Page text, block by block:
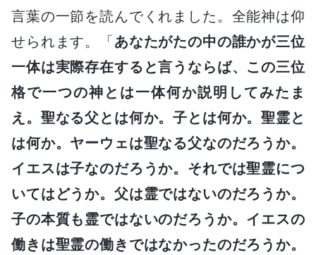
言葉の一節を読んでくれました。全能神は仰
せられます。「あなたがたの中の誰かが三位
一体は実際存在すると言うならば、この三位
格で一つの神とは一体何か説明してみたま
え。聖なる父とは何か。子とは何か。聖霊と
は何か。ヤーウェは聖なる父なのだろうか。
イエスは子なのだろうか。それでは聖霊につ
いてはどうか。父は霊ではないのだろうか。
子の本質も霊ではないのだろうか。イエスの
働きは聖霊の働きではなかったのだろうか。